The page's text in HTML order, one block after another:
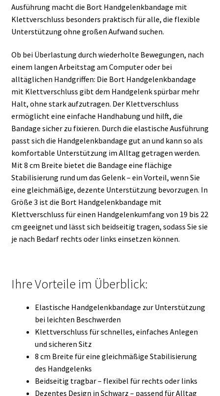
Ausführung macht die Bort Handgelenkbandage mit
Klettverschluss besonders praktisch für alle, die flexible
Unterstützung ohne großen Aufwand suchen.
Ob bei Überlastung durch wiederholte Bewegungen, nach
einem langen Arbeitstag am Computer oder bei
alltäglichen Handgriffen: Die Bort Handgelenkbandage
mit Klettverschluss gibt dem Handgelenk spürbar mehr
Halt, ohne stark aufzutragen. Der Klettverschluss
ermöglicht eine einfache Handhabung und hilft, die
Bandage sicher zu fixieren. Durch die elastische Ausführung
passt sich die Handgelenkbandage gut an und kann so als
komfortable Unterstützung im Alltag getragen werden.
Mit 8 cm Breite bietet die Bandage eine flächige
Stabilisierung rund um das Gelenk – ein Vorteil, wenn Sie
eine gleichmäßige, dezente Unterstützung bevorzugen. In
Größe 3 ist die Bort Handgelenkbandage mit
Klettverschluss für einen Handgelenkumfang von 19 bis 22
cm geeignet und lässt sich beidseitig tragen, sodass Sie sie
je nach Bedarf rechts oder links einsetzen können.
Ihre Vorteile im Überblick:
Elastische Handgelenkbandage zur Unterstützung
bei leichten Beschwerden
Klettverschluss für schnelles, einfaches Anlegen
und sicheren Sitz
8 cm Breite für eine gleichmäßige Stabilisierung
des Handgelenks
Beidseitig tragbar – flexibel für rechts oder links
Dezentes Design in Schwarz – passend für Alltag